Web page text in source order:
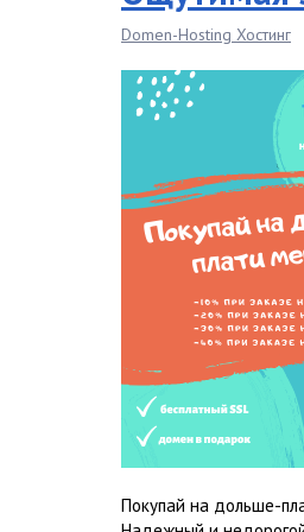
Domen-Hosting Хостинг
Покупай на дольше-